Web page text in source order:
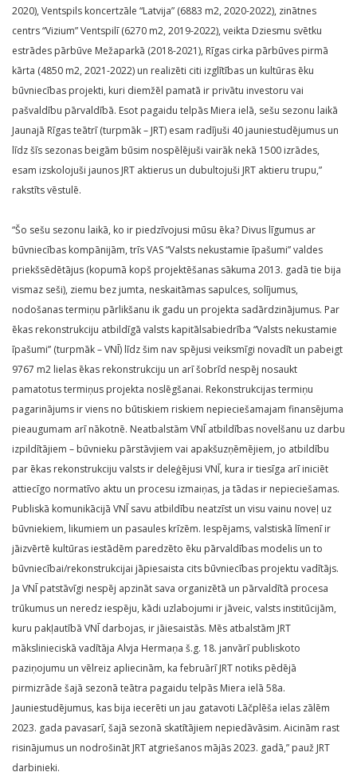
2020), Ventspils koncertzāle “Latvija” (6883 m2, 2020-2022), zinātnes
centrs “Vizium” Ventspilī (6270 m2, 2019-2022), veikta Dziesmu svētku
estrādes pārbūve Mežaparkā (2018-2021), Rīgas cirka pārbūves pirmā
kārta (4850 m2, 2021-2022) un realizēti citi izglītības un kultūras ēku
būvniecības projekti, kuri diemžēl pamatā ir privātu investoru vai
pašvaldību pārvaldībā. Esot pagaidu telpās Miera ielā, sešu sezonu laikā
Jaunajā Rīgas teātrī (turpmāk – JRT) esam radījuši 40 jauniestudējumus un
līdz šīs sezonas beigām būsim nospēlējuši vairāk nekā 1500 izrādes,
esam izskolojuši jaunos JRT aktierus un dubultojuši JRT aktieru trupu,”
rakstīts vēstulē.
“Šo sešu sezonu laikā, ko ir piedzīvojusi mūsu ēka? Divus līgumus ar
būvniecības kompānijām, trīs VAS “Valsts nekustamie īpašumi” valdes
priekšsēdētājus (kopumā kopš projektēšanas sākuma 2013. gadā tie bija
vismaz seši), ziemu bez jumta, neskaitāmas sapulces, solījumus,
nodošanas termiņu pārlikšanu ik gadu un projekta sadārdzinājumus. Par
ēkas rekonstrukciju atbildīgā valsts kapitālsabiedrība “Valsts nekustamie
īpašumi” (turpmāk – VNĪ) līdz šim nav spējusi veiksmīgi novadīt un pabeigt
9767 m2 lielas ēkas rekonstrukciju un arī šobrīd nespēj nosaukt
pamatotus termiņus projekta noslēgšanai. Rekonstrukcijas termiņu
pagarinājums ir viens no būtiskiem riskiem nepieciešamajam finansējuma
pieaugumam arī nākotnē. Neatbalstām VNĪ atbildības novelšanu uz darbu
izpildītājiem – būvnieku pārstāvjiem vai apakšuzņēmējiem, jo atbildību
par ēkas rekonstrukciju valsts ir deleģējusi VNĪ, kura ir tiesīga arī iniciēt
attiecīgo normatīvo aktu un procesu izmaiņas, ja tādas ir nepieciešamas.
Publiskā komunikācijā VNĪ savu atbildību neatzīst un visu vainu noveļ uz
būvniekiem, likumiem un pasaules krīzēm. Iespējams, valstiskā līmenī ir
jāizvērtē kultūras iestādēm paredzēto ēku pārvaldības modelis un to
būvniecībai/rekonstrukcijai jāpiesaista cits būvniecības projektu vadītājs.
Ja VNĪ patstāvīgi nespēj apzināt sava organizētā un pārvaldītā procesa
trūkumus un neredz iespēju, kādi uzlabojumi ir jāveic, valsts institūcijām,
kuru pakļautībā VNĪ darbojas, ir jāiesaistās. Mēs atbalstām JRT
mākslinieciskā vadītāja Alvja Hermaņa š.g. 18. janvārī publiskoto
paziņojumu un vēlreiz apliecinām, ka februārī JRT notiks pēdējā
pirmizrāde šajā sezonā teātra pagaidu telpās Miera ielā 58a.
Jauniestudējumus, kas bija iecerēti un jau gatavoti Lāčplēša ielas zālēm
2023. gada pavasarī, šajā sezonā skatītājiem nepiedāvāsim. Aicinām rast
risinājumus un nodrošināt JRT atgriešanos mājās 2023. gadā,” pauž JRT
darbinieki.